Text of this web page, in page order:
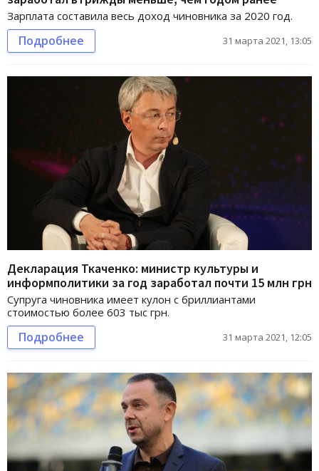
Зарплата составила весь доход чиновника за 2020 год.
Подробнее 31 марта 2021, 13:05
Декларация Ткаченко: министр культуры и
информполитики за год заработал почти 15 млн грн
Супруга чиновника имеет кулон с бриллиантами
стоимостью более 603 тыс грн.
Подробнее 31 марта 2021, 12:05